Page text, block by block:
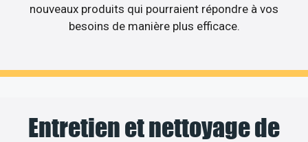
nouveaux produits qui pourraient répondre à vos
besoins de manière plus efficace.
Entretien et nettoyage de